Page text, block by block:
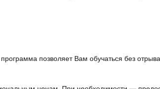
позволяет Вам обучаться без